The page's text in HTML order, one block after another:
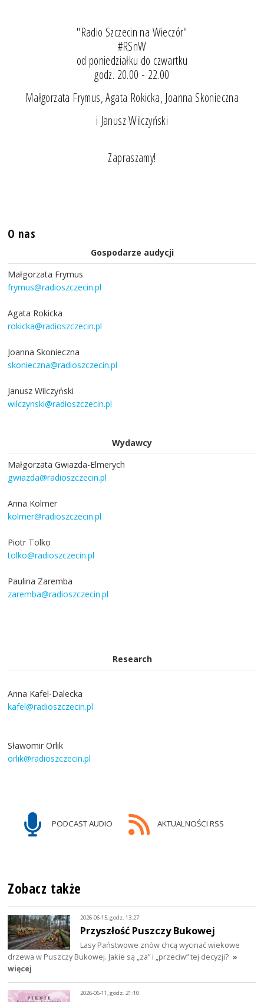
"Radio Szczecin na Wieczór"
#RSnW
od poniedziałku do czwartku
godz. 20.00 - 22.00
Małgorzata Frymus, Agata Rokicka, Joanna Skonieczna
i Janusz Wilczyński
Zapraszamy!
O nas
Gospodarze audycji
Małgorzata Frymus
frymus@radioszczecin.pl
Agata Rokicka
rokicka@radioszczecin.pl
Joanna Skonieczna
skonieczna@radioszczecin.pl
Janusz Wilczyński
wilczynski@radioszczecin.pl
Wydawcy
Małgorzata Gwiazda-Elmerych
gwiazda@radioszczecin.pl
Anna Kolmer
kolmer@radioszczecin.pl
Piotr Tolko
tolko@radioszczecin.pl
Paulina Zaremba
zaremba@radioszczecin.pl
Research
Anna Kafel-Dalecka
kafel@radioszczecin.pl
Sławomir Orlik
orlik@radioszczecin.pl
PODCAST AUDIO AKTUALNOŚCI RSS
Zobacz także
2026-06-15, godz. 13:27
Przyszłość Puszczy Bukowej
Lasy Państwowe znów chcą wycinać wiekowe
drzewa w Puszczy Bukowej. Jakie są „za” i „przeciw” tej decyzji? »
więcej
2026-06-11, godz. 21:10